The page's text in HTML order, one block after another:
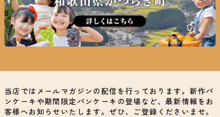
当店ではメールマガジンの配信を行っております。新作パ
ンケーキや期間限定パンケーキの登場など、最新情報をお
客様へお知らせいたします。ぜひ、ご登録くださいませ。